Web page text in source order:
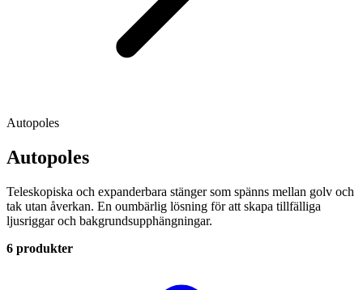
Autopoles
Autopoles
Teleskopiska och expanderbara stänger som spänns mellan golv och
tak utan åverkan. En oumbärlig lösning för att skapa tillfälliga
ljusriggar och bakgrundsupphängningar.
6 produkter